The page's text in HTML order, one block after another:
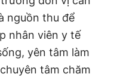
nguồn thu để
nhân viên y tế
yên tâm làm
tâm chăm